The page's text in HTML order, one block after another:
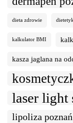
dieta zdrowie
kalkulator BMI
kasza jaglana na
laser light
lipoliza